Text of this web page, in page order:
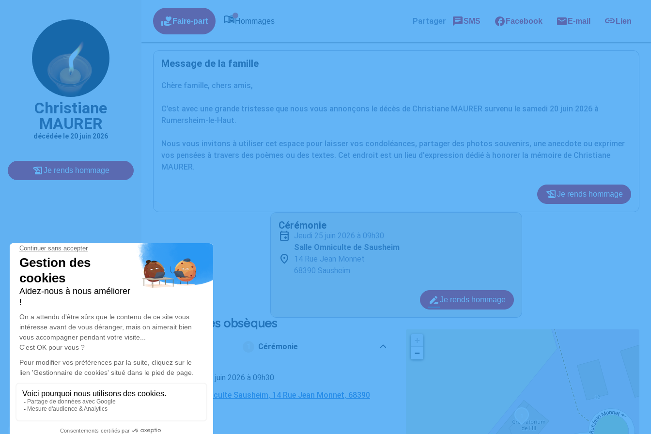
Christiane
MAURER
décédée le 20 juin 2026
Je rends hommage
Faire-part Hommages Partager SMS Facebook E-mail Lien
Message de la famille
Chère famille, chers amis,
C’est avec une grande tristesse que nous vous annonçons le décès de Christiane MAURER survenu le samedi 20 juin 2026 à
Rumersheim-le-Haut.
Nous vous invitons à utiliser cet espace pour laisser vos condoléances, partager des photos souvenirs, une anecdote ou exprimer
vos pensées à travers des poèmes ou des textes. Cet endroit est un lieu d'expression dédié à honorer la mémoire de Christiane
MAURER.
Je rends hommage
Cérémonie
jeudi 25 juin 2026 à 09h30
Salle Omniculte de Sausheim
14 Rue Jean Monnet
68390 Sausheim
Je rends hommage
Déroulé des obsèques
Cérémonie
Le jeudi 25 juin 2026 à 09h30
Salle Omniculte Sausheim, 14 Rue Jean Monnet, 68390
−